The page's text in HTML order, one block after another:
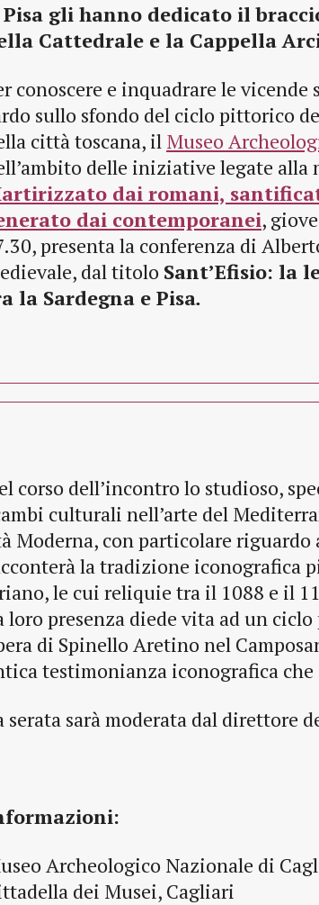
Pisa gli hanno dedicato il
Cattedrale e la Cappella
conoscere e inquadrare le
sullo sfondo del ciclo pittorico
città toscana, il Museo
delle iniziative legate alla
dai romani,
dai contemporanei,
presenta la conferenza di
dal titolo Sant’Efisio: la
la Sardegna e Pisa.
corso dell’incontro lo studioso,
culturali nell’arte del
Moderna, con particolare
la tradizione iconografica
le cui reliquie tra il 1088 e il
loro presenza diede vita ad un
di Spinello Aretino nel
testimonianza iconografica che
serata sarà moderata dal direttore
Archeologico Nazionale di
dei Musei, Cagliari